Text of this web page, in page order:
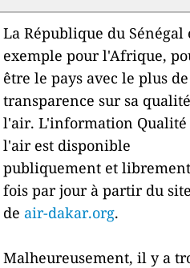
La République du Sénégal
exemple pour l'Afrique,
être le pays avec le plus de
transparence sur sa
l'air. L'information Qualité
l'air est disponible
publiquement et
fois par jour à partir du
de air-dakar.org.
Malheureusement, il y a